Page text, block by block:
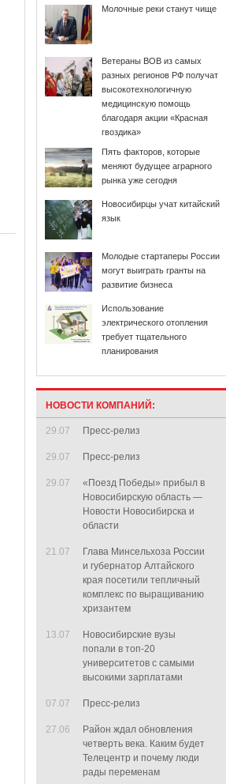
Молочные реки станут чище
Ветераны ВОВ из самых
разных регионов РФ получат
высокотехнологичную
медицинскую помощь
благодаря акции «Красная
гвоздика»
Пять факторов, которые
меняют будущее аграрного
рынка уже сегодня
Новосибирцы учат китайский
язык
Молодые стартаперы России
могут выиграть гранты на
развитие бизнеса
Использование
электрического отопления
требует тщательного
планирования
НОВОСТИ КОМПАНИЙ:
29.07 Пресс-релиз
29.07 Пресс-релиз
29.07
«Поезд Победы» прибыл в
Новосибирскую область —
Новости Новосибирска и
области
21.07
Глава Минсельхоза России
и губернатор Алтайского
края посетили тепличный
комплекс по выращиванию
хризантем
13.07
Новосибирские вузы
попали в топ-20
университетов с самыми
высокими зарплатами
07.07 Пресс-релиз
27.06
Район ждал обновления
четверть века. Каким будет
Телецентр и почему люди
рады переменам